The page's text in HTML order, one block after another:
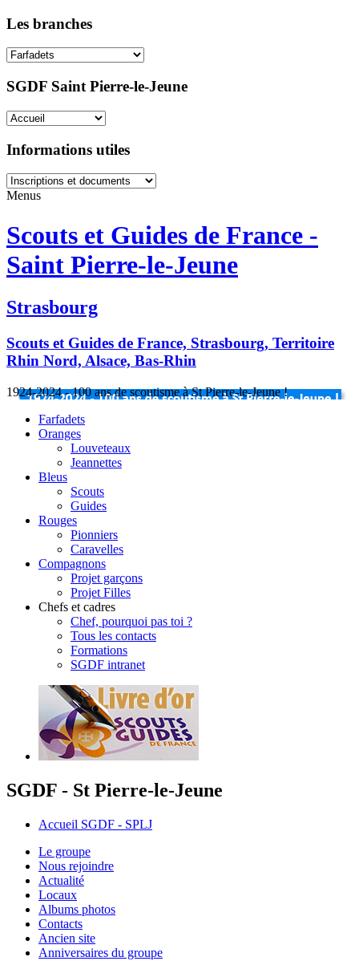
Les branches
SGDF Saint Pierre-le-Jeune
Informations utiles
Menus
Scouts et Guides de France -
Saint Pierre-le-Jeune
Strasbourg
Scouts et Guides de France, Strasbourg, Territoire
Rhin Nord, Alsace, Bas-Rhin
1924-2024 - 100 ans de scoutisme à St Pierre-le-Jeune !
Farfadets
Oranges
Louveteaux
Jeannettes
Bleus
Scouts
Guides
Rouges
Pionniers
Caravelles
Compagnons
Projet garçons
Projet Filles
Chefs et cadres
Chef, pourquoi pas toi ?
Tous les contacts
Formations
SGDF intranet
SGDF - St Pierre-le-Jeune
Accueil SGDF - SPLJ
Le groupe
Nous rejoindre
Actualité
Locaux
Albums photos
Contacts
Ancien site
Anniversaires du groupe